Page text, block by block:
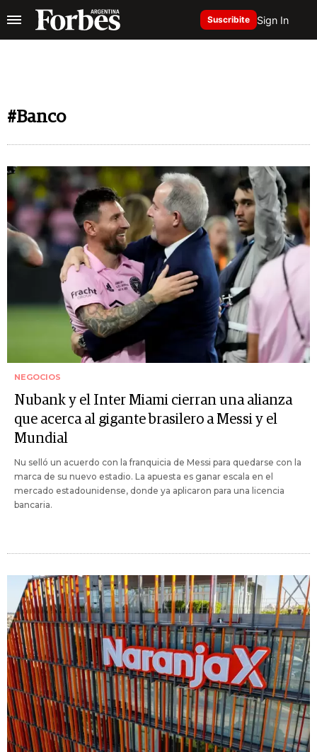
Suscribite Sign In
#Banco
NEGOCIOS
Nubank y el Inter Miami cierran una alianza
que acerca al gigante brasilero a Messi y el
Mundial
Nu selló un acuerdo con la franquicia de Messi para quedarse con la
marca de su nuevo estadio. La apuesta es ganar escala en el
mercado estadounidense, donde ya aplicaron para una licencia
bancaria.